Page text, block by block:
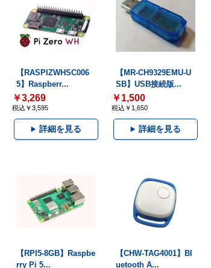
【RASPIZWHSC006
5】Raspberr...
￥3,269
税込￥3,595
詳細を見る
【MR-CH9329EMU-U
SB】USB接続版...
￥1,500
税込￥1,650
詳細を見る
【RPI5-8GB】Raspbe
rry Pi 5...
【CHW-TAG4001】Bl
uetooth A...